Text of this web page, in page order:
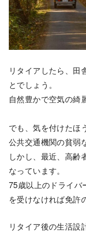
リタイアしたら、田
とでしょう。
自然豊かで空気の綺
でも、気を付けたほ
公共交通機関の貧弱
しかし、最近、高齢
なっています。
75歳以上のドライバ
を受けなければ免許
リタイア後の生活設